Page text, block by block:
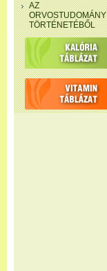
AZ
ORVOSTUDOMÁNY
TÖRTÉNETÉBŐL